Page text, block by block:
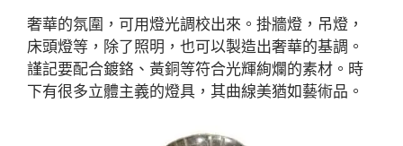
奢華的氛圍，可用燈光調校出來。掛牆燈，吊燈，
床頭燈等，除了照明，也可以製造出奢華的基調。
謹記要配合鍍鉻、黃銅等符合光輝絢爛的素材。時
下有很多立體主義的燈具，其曲線美猶如藝術品。